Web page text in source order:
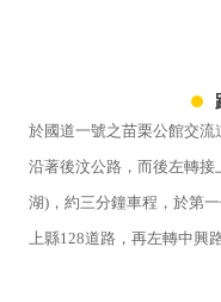
於國道一號之苗栗公館交
沿著後汶公路，而後左轉
湖)，約三分鐘車程，於第
上縣128道路，再左轉中興